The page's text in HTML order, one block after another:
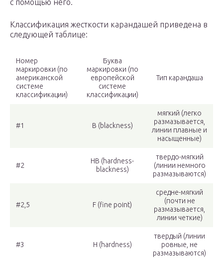
с помощью него.
Классификация жесткости карандашей приведена в
следующей таблице:
Номер
маркировки (по
американской
системе
классификации)
Буква
маркировки (по
европейской
системе
классификации)
Тип карандаша
#1 B (blackness)
мягкий (легко
размазывается,
линии плавные и
насыщенные)
#2
HB (hardness-
blackness)
твердо-мягкий
(линии немного
размазываются)
#2,5 F (fine point)
средне-мягкий
(почти не
размазывается,
линии четкие)
#3 H (hardness)
твердый (линии
ровные, не
размазываются)